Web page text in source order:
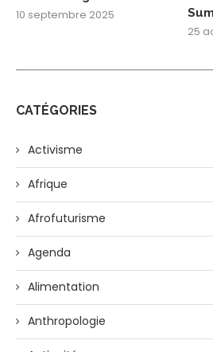
10 septembre 2025
25
CATÉGORIES
Activisme
Afrique
Afrofuturisme
Agenda
Alimentation
Anthropologie